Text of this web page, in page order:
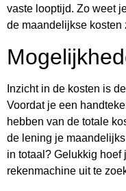
vaste looptijd. Zo weet
de maandelijkse kosten
Inzicht in de kosten is
Voordat je een
hebben van de totale
de lening je
in totaal? Gelukkig hoef
rekenmachine uit te